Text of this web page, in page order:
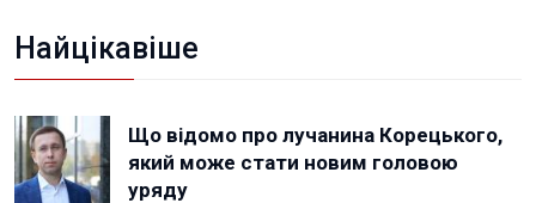
Найцікавіше
Що відомо про лучанина Корецького,
який може стати новим головою
уряду